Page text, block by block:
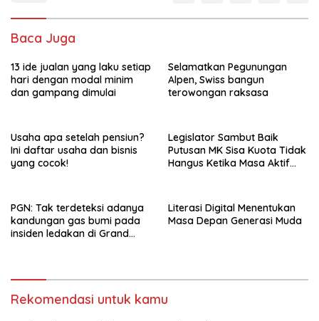
Baca Juga
13 ide jualan yang laku setiap
hari dengan modal minim
dan gampang dimulai
Selamatkan Pegunungan
Alpen, Swiss bangun
terowongan raksasa
Usaha apa setelah pensiun?
Ini daftar usaha dan bisnis
yang cocok!
Legislator Sambut Baik
Putusan MK Sisa Kuota Tidak
Hangus Ketika Masa Aktif
PGN: Tak terdeteksi adanya
kandungan gas bumi pada
insiden ledakan di Grand
Literasi Digital Menentukan
Masa Depan Generasi Muda
Rekomendasi untuk kamu